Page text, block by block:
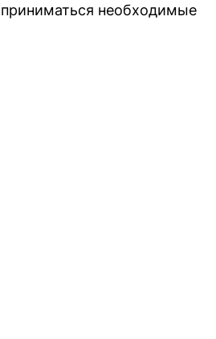
необходимые